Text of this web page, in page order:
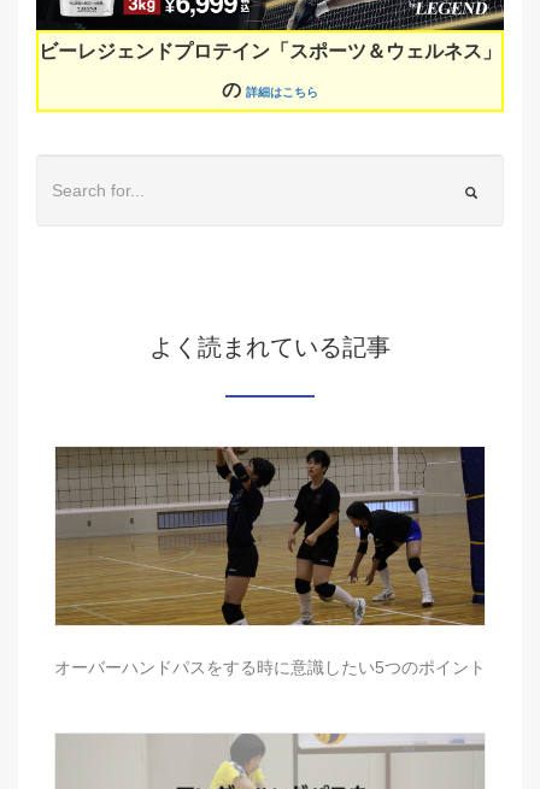
ビーレジェンドプロテイン「スポーツ＆ウェルネス」
の 詳細はこちら
よく読まれている記事
オーバーハンドパスをする時に意識したい5つのポイント